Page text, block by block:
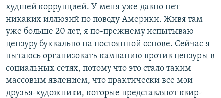
худшей коррупцией. У меня уже давно нет
никаких иллюзий по поводу Америки. Живя там
уже больше 20 лет, я по-прежнему испытываю
цензуру буквально на постоянной основе. Сейчас я
пытаюсь организовать кампанию против цензуры в
социальных сетях, потому что это стало таким
массовым явлением, что практически все мои
друзья-художники, которые представляют квир-